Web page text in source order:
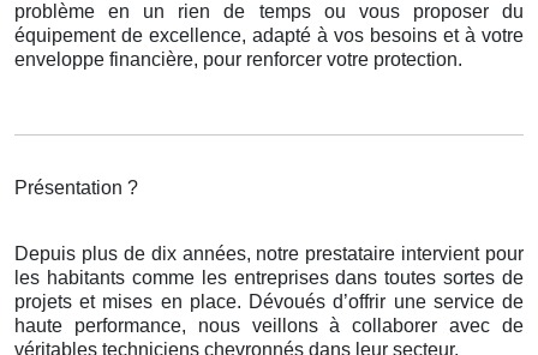
problème en un rien de temps ou vous proposer du
équipement de excellence, adapté à vos besoins et à votre
enveloppe financière, pour renforcer votre protection.
Présentation ?
Depuis plus de dix années, notre prestataire intervient pour
les habitants comme les entreprises dans toutes sortes de
projets et mises en place. Dévoués d’offrir une service de
haute performance, nous veillons à collaborer avec de
véritables techniciens chevronnés dans leur secteur.